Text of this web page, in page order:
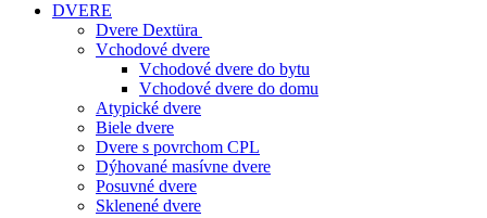
DVERE
Dvere Dextüra
Vchodové dvere
Vchodové dvere do bytu
Vchodové dvere do domu
Atypické dvere
Biele dvere
Dvere s povrchom CPL
Dýhované masívne dvere
Posuvné dvere
Sklenené dvere